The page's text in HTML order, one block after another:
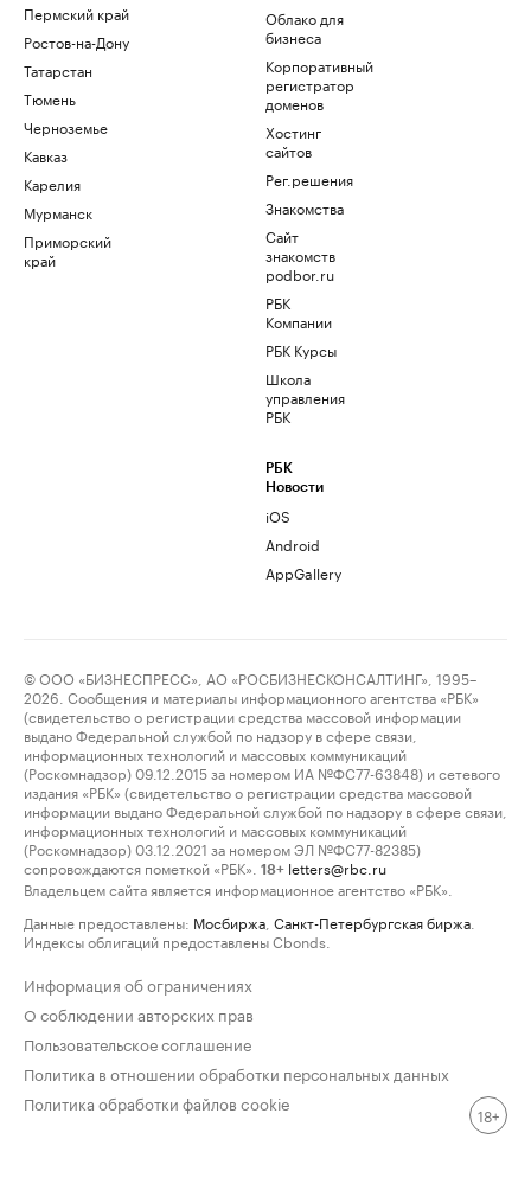
Пермский край
Ростов-на-Дону
Татарстан
Тюмень
Черноземье
Кавказ
Карелия
Мурманск
Приморский
край
Облако для
бизнеса
Корпоративный
регистратор
доменов
Хостинг
сайтов
Рег.решения
Знакомства
Сайт
знакомств
podbor.ru
РБК
Компании
РБК Курсы
Школа
управления
РБК
РБК
Новости
iOS
Android
AppGallery
© ООО «БИЗНЕСПРЕСС», АО «РОСБИЗНЕСКОНСАЛТИНГ», 1995–
2026. Сообщения и материалы информационного агентства «РБК»
(свидетельство о регистрации средства массовой информации
выдано Федеральной службой по надзору в сфере связи,
информационных технологий и массовых коммуникаций
(Роскомнадзор) 09.12.2015 за номером ИА №ФС77-63848) и сетевого
издания «РБК» (свидетельство о регистрации средства массовой
информации выдано Федеральной службой по надзору в сфере связи,
информационных технологий и массовых коммуникаций
(Роскомнадзор) 03.12.2021 за номером ЭЛ №ФС77-82385)
сопровождаются пометкой «РБК».
18+ letters@rbc.ru
Владельцем сайта является информационное агентство «РБК».
Данные предоставлены: Мосбиржа Санкт-Петербургская биржа
Индексы облигаций предоставлены Cbonds.
Информация об ограничениях
О соблюдении авторских прав
Пользовательское соглашение
Политика в отношении обработки персональных данных
Политика обработки файлов cookie
18+